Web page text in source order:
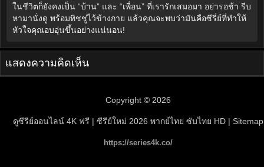
ในชีวิตก็ยังคงเป็น “บ้าน” และ “เพื่อน” ที่เรารักเสมอมา อย่ารอช้า รีบ
หามานั่งดู พร้อมทิชชู่ไว้ข้างกาย แล้วคุณจะพบว่ามันคือซีรี่ย์ที่ทำให้
หัวใจคุณอบอุ่นขึ้นอย่างแน่นอน!
แสดงความคิดเห็น
Copyright © 2026
ดูซีรีย์ออนไลน์ 4K ฟรี | ซีรีย์ใหม่ 2026 พากย์ไทย ซับไทย HD | Sitemap
https://series4k.co/